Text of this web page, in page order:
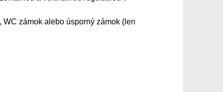
zámok alebo úsporný zámok (len